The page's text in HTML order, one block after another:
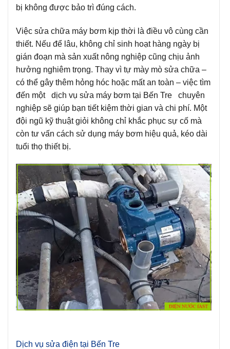
bị không được bảo trì đúng cách.
Việc sửa chữa máy bơm kịp thời là điều vô cùng cần
thiết. Nếu để lâu, không chỉ sinh hoạt hàng ngày bị
gián đoạn mà sản xuất nông nghiệp cũng chịu ảnh
hưởng nghiêm trọng. Thay vì tự mày mò sửa chữa –
có thể gây thêm hỏng hóc hoặc mất an toàn – việc tìm
đến một dịch vụ sửa máy bơm tại Bến Tre chuyên
nghiệp sẽ giúp bạn tiết kiệm thời gian và chi phí. Một
đội ngũ kỹ thuật giỏi không chỉ khắc phục sự cố mà
còn tư vấn cách sử dụng máy bơm hiệu quả, kéo dài
tuổi thọ thiết bị.
Dịch vụ sửa điện tại Bến Tre